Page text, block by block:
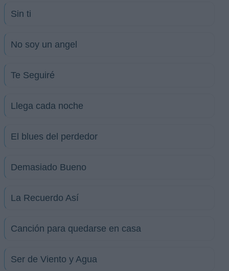
Sin ti
No soy un angel
Te Seguiré
Llega cada noche
El blues del perdedor
Demasiado Bueno
La Recuerdo Así
Canción para quedarse en casa
Ser de Viento y Agua